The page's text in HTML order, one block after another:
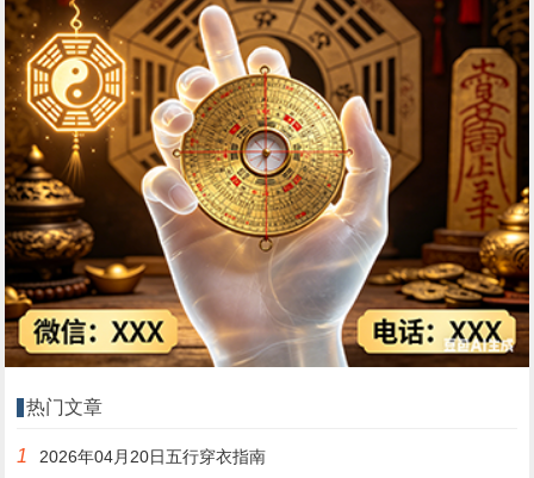
热门文章
1 2026年04月20日五行穿衣指南